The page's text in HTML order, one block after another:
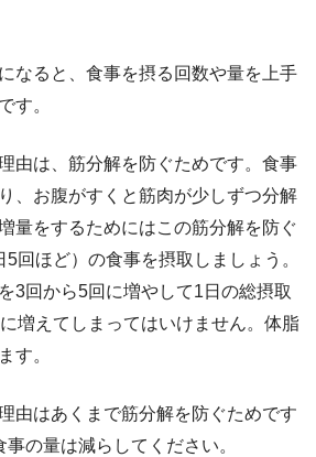
なると、食事を摂る回数や量を上手
す。
由は、筋分解を防ぐためです。食事
、お腹がすくと筋肉が少しずつ分解
量をするためにはこの筋分解を防ぐ
回ほど）の食事を摂取しましょう。
3回から5回に増やして1日の総摂取
増えてしまってはいけません。体脂
す。
由はあくまで筋分解を防ぐためです
の量は減らしてください。